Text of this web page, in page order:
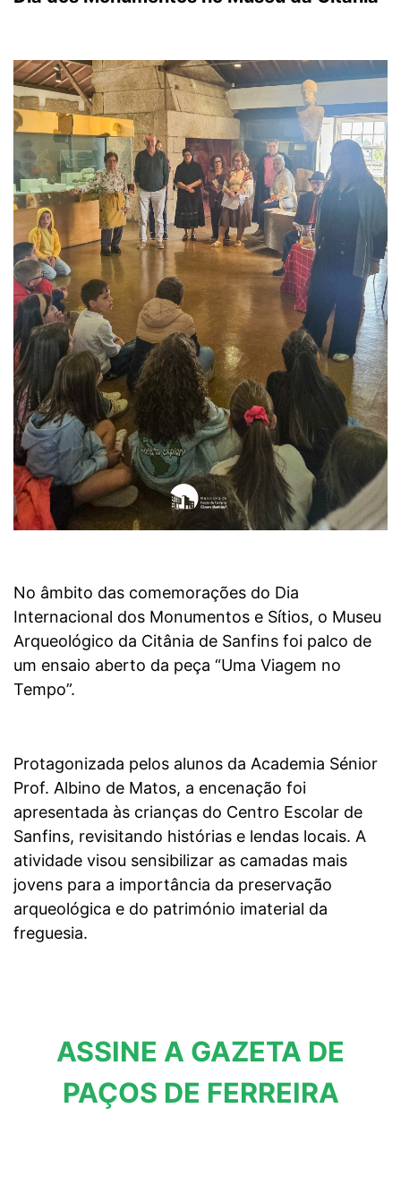
No âmbito das comemorações do Dia
Internacional dos Monumentos e Sítios, o Museu
Arqueológico da Citânia de Sanfins foi palco de
um ensaio aberto da peça “Uma Viagem no
Tempo”.
Protagonizada pelos alunos da Academia Sénior
Prof. Albino de Matos, a encenação foi
apresentada às crianças do Centro Escolar de
Sanfins, revisitando histórias e lendas locais. A
atividade visou sensibilizar as camadas mais
jovens para a importância da preservação
arqueológica e do património imaterial da
freguesia.
ASSINE A GAZETA DE
PAÇOS DE FERREIRA